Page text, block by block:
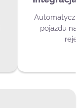
pojazdu na